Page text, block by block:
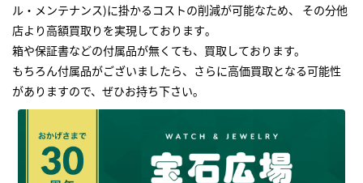
ル・メンテナンス)に掛かるコストの削減が可能なため、 その分他
店より高額買取りを実現しております｡
箱や保証書などの付属品が無くても、買取しております。
もちろん付属品がございましたら、さらに高価買取となる可能性
がありますので、ぜひお持ち下さい｡